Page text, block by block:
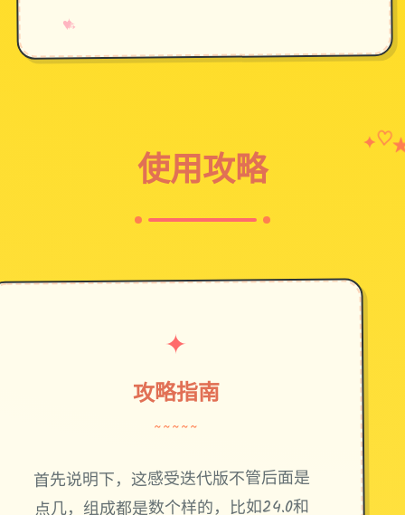
♥
✧
→
使用攻略
✦♡
✦
攻略指南
~~~~~
首先说明下，这感受迭代版不管后面是